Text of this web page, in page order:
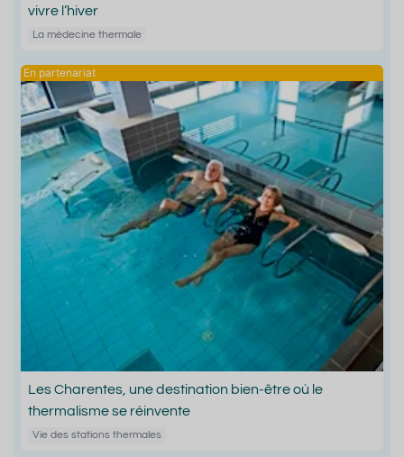
vivre l’hiver
La médecine thermale
Les Charentes, une destination bien-être où le
thermalisme se réinvente
Vie des stations thermales